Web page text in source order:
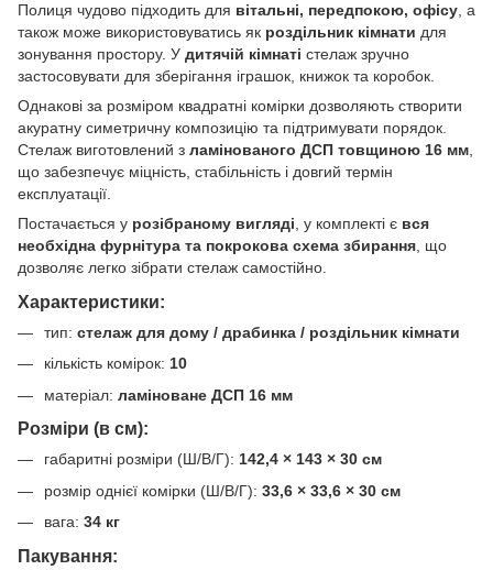
Полиця чудово підходить для вітальні, передпокою, офісу , а
також може використовуватись як роздільник кімнати для
зонування простору. У дитячій кімнаті стелаж зручно
застосовувати для зберігання іграшок, книжок та коробок.
Однакові за розміром квадратні комірки дозволяють створити
акуратну симетричну композицію та підтримувати порядок.
Стелаж виготовлений з ламінованого ДСП товщиною 16 мм
що забезпечує міцність, стабільність і довгий термін
експлуатації.
Постачається у розібраному вигляді , у комплекті є вся
необхідна фурнітура та покрокова схема збирання , що
дозволяє легко зібрати стелаж самостійно.
Характеристики:
тип: стелаж для дому / драбинка / роздільник кімнати
кількість комірок: 10
матеріал: ламіноване ДСП 16 мм
Розміри (в см):
габаритні розміри (Ш/В/Г): 142,4 × 143 × 30 см
розмір однієї комірки (Ш/В/Г): 33,6 × 33,6 × 30 см
вага: 34 кг
Пакування: